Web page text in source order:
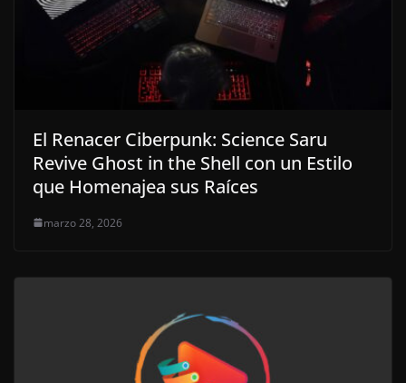
El Renacer Ciberpunk: Science Saru
Revive Ghost in the Shell con un Estilo
que Homenajea sus Raíces
marzo 28, 2026